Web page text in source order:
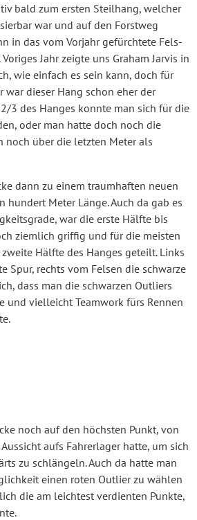
bald zum ersten Steilhang, welcher
war und auf den Forstweg
in das vom Vorjahr gefürchtete Fels-
Jahr zeigte uns Graham Jarvis in
wie einfach es sein kann, doch für
war dieser Hang schon eher der
3 des Hanges konnte man sich für die
oder man hatte doch noch die
noch über die letzten Meter als
dann zu einem traumhaften neuen
hundert Meter Länge. Auch da gab es
war die erste Hälfte bis
ziemlich griffig und für die meisten
Hälfte des Hanges geteilt. Links
Spur, rechts vom Felsen die schwarze
dass man die schwarzen Outliers
und vielleicht Teamwork fürs Rennen
noch auf den höchsten Punkt, von
aufs Fahrerlager hatte, um sich
zu schlängeln. Auch da hatte man
einen roten Outlier zu wählen
die am leichtest verdienten Punkte,